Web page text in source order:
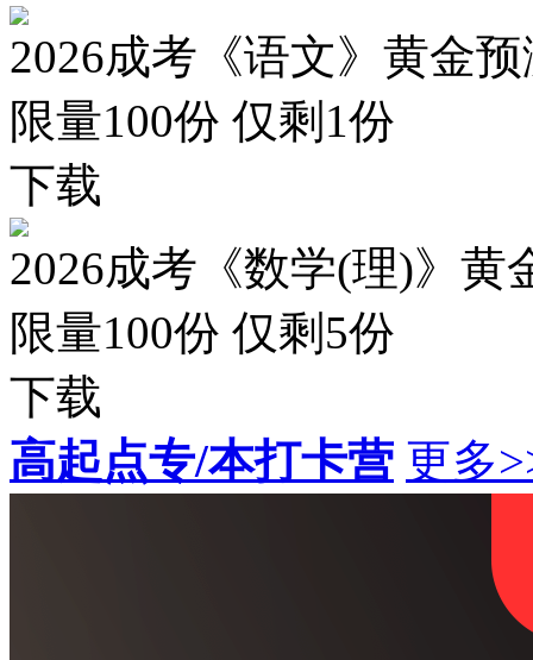
2026成考《语文》黄金
限量100份 仅剩 1份
下载
2026成考《数学(理)》黄
限量100份 仅剩 5份
下载
高起点专/本打卡营 更多